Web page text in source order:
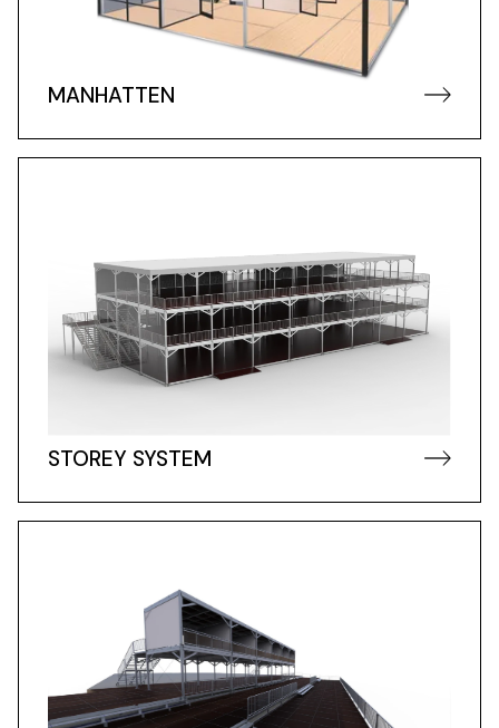
MANHATTEN
STOREY SYSTEM